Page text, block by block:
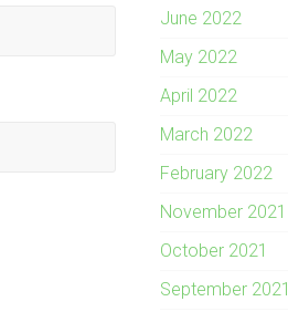
June 2022
May 2022
April 2022
March 2022
February 2022
November 2021
October 2021
September 2021